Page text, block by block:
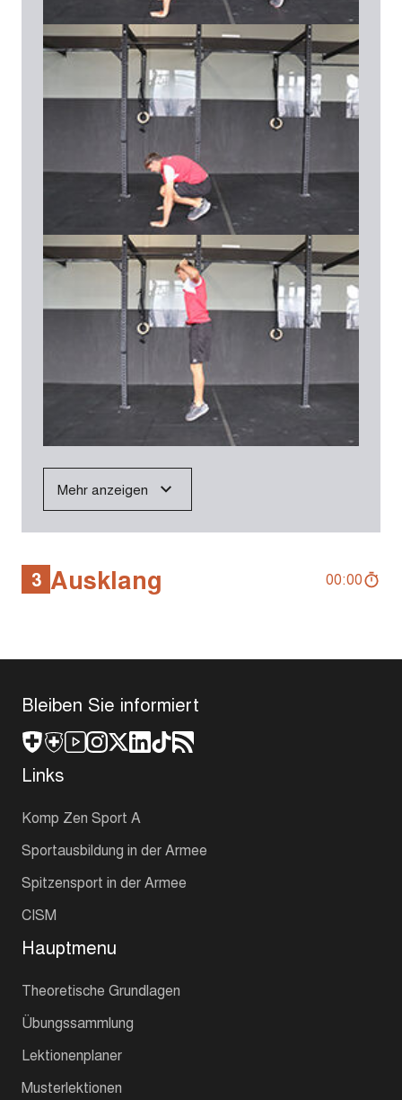
Mehr anzeigen
3 Ausklang 00:00
Bleiben Sie informiert
Links
Komp Zen Sport A
Sportausbildung in der Armee
Spitzensport in der Armee
CISM
Hauptmenu
Theoretische Grundlagen
Übungssammlung
Lektionenplaner
Musterlektionen